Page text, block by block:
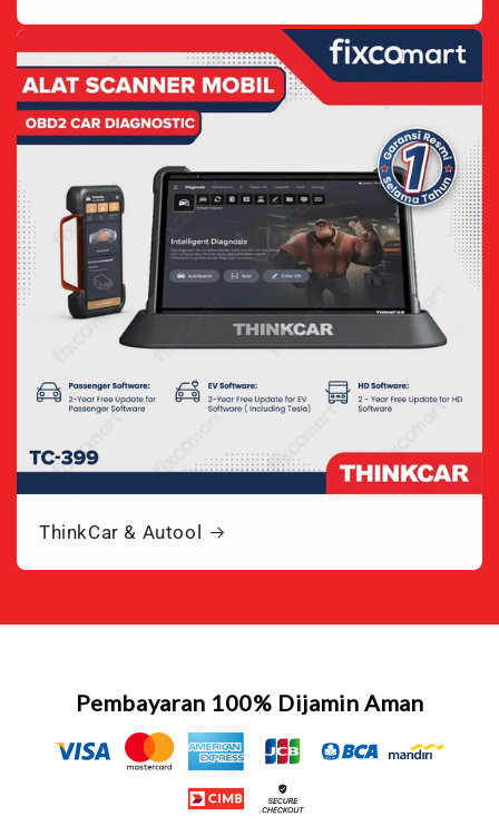
ThinkCar & Autool
Pembayaran 100% Dijamin Aman